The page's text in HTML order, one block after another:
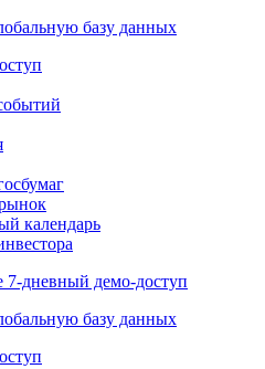
базу данных
календарь
7-дневный демо-доступ
базу данных